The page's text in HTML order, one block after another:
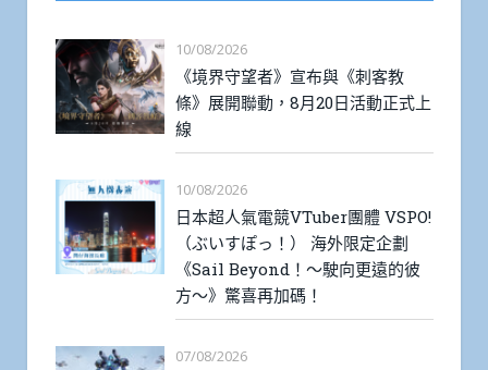
10/08/2026
《境界守望者》宣布與《刺客教
條》展開聯動，8月20日活動正式上
線
10/08/2026
日本超人氣電競VTuber團體 VSPO!
（ぶいすぽっ！） 海外限定企劃
《Sail Beyond！～駛向更遠的彼
方～》驚喜再加碼！
07/08/2026